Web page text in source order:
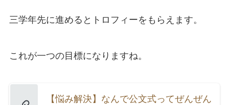
三学年先に進めるとトロフィーをもらえます。
これが一つの目標になりますね。
【悩み解決】なんで公文式ってぜんぜん